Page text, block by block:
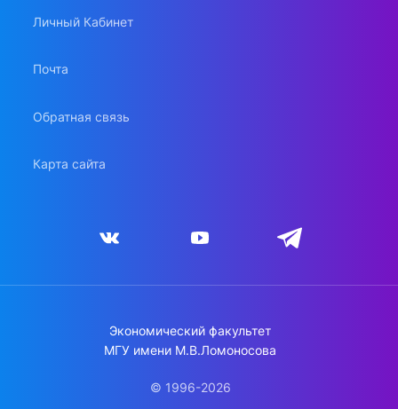
Личный Кабинет
Почта
Обратная связь
Карта сайта
Экономический факультет
МГУ имени М.В.Ломоносова
© 1996-2026